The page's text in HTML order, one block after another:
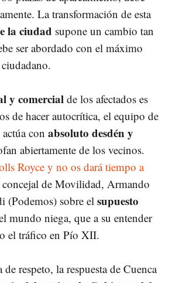
La transformación de esta
la ciudad supone un cambio tan
ser abordado con el máximo
y comercial de los afectados es
de hacer autocrítica, el equipo de
con absoluto desdén y
abiertamente de los vecinos.
Royce y no os dará tiempo a
concejal de Movilidad, Armando
(Podemos) sobre el supuesto
mundo niega, que a su entender
el tráfico en Pío XII.
respeto, la respuesta de Cuenca